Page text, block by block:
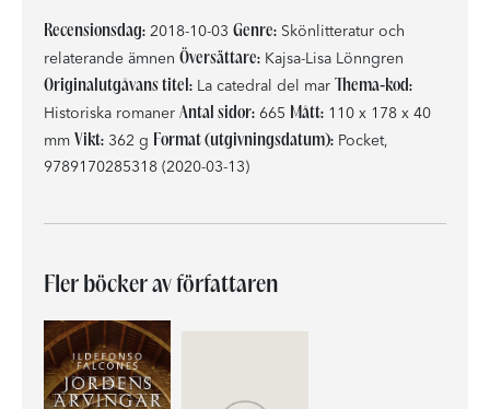
Recensionsdag: 2018-10-03 Genre: Skönlitteratur och
relaterande ämnen Översättare: Kajsa-Lisa Lönngren
Originalutgåvans titel: La catedral del mar Thema-kod:
Historiska romaner Antal sidor: 665 Mått: 110 x 178 x 40
mm Vikt: 362 g Format (utgivningsdatum): Pocket,
9789170285318 (2020-03-13)
Fler böcker av författaren